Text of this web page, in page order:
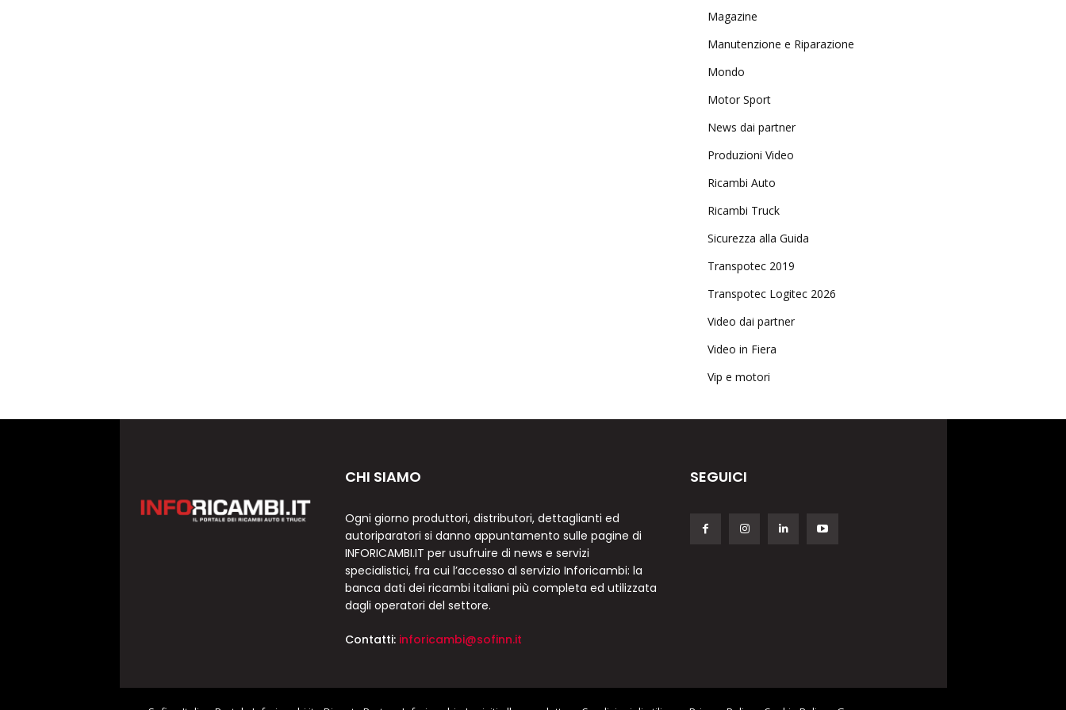
Magazine
Manutenzione e Riparazione
Mondo
Motor Sport
News dai partner
Produzioni Video
Ricambi Auto
Ricambi Truck
Sicurezza alla Guida
Transpotec 2019
Transpotec Logitec 2026
Video dai partner
Video in Fiera
Vip e motori
CHI SIAMO
Ogni giorno produttori, distributori, dettaglianti ed
autoriparatori si danno appuntamento sulle pagine di
INFORICAMBI.IT per usufruire di news e servizi
specialistici, fra cui l’accesso al servizio Inforicambi: la
banca dati dei ricambi italiani più completa ed utilizzata
dagli operatori del settore.
Contatti: inforicambi@sofinn.it
SEGUICI